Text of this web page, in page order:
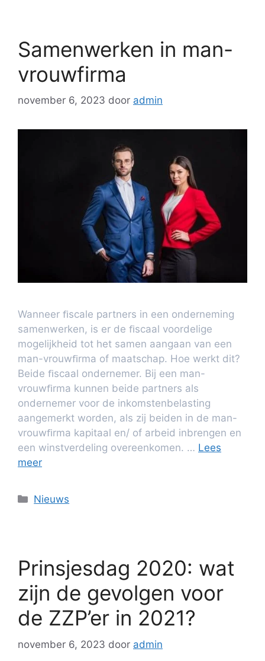
Samenwerken in man-
vrouwfirma
november 6, 2023 door admin
Wanneer ﬁscale partners in een onderneming
samenwerken, is er de ﬁscaal voordelige
mogelijkheid tot het samen aangaan van een
man-vrouwﬁrma of maatschap. Hoe werkt dit?
Beide ﬁscaal ondernemer. Bij een man-
vrouwﬁrma kunnen beide partners als
ondernemer voor de inkomstenbelasting
aangemerkt worden, als zij beiden in de man-
vrouwﬁrma kapitaal en/ of arbeid inbrengen en
een winstverdeling overeenkomen. … Lees
meer
Nieuws
Prinsjesdag 2020: wat
zijn de gevolgen voor
de ZZP’er in 2021?
november 6, 2023 door admin